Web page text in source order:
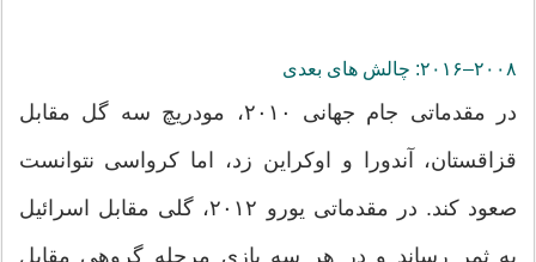
۲۰۰۸–۲۰۱۶: چالش های بعدی
در مقدماتی جام جهانی ۲۰۱۰، مودریچ سه گل مقابل
قزاقستان، آندورا و اوکراین زد، اما کرواسی نتوانست
صعود کند. در مقدماتی یورو ۲۰۱۲، گلی مقابل اسرائیل
به ثمر رساند و در هر سه بازی مرحله گروهی مقابل